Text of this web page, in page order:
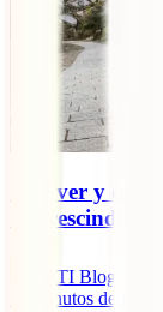
Qué ver y qué
imprescindibles
IATI Blog
minutos de lectura